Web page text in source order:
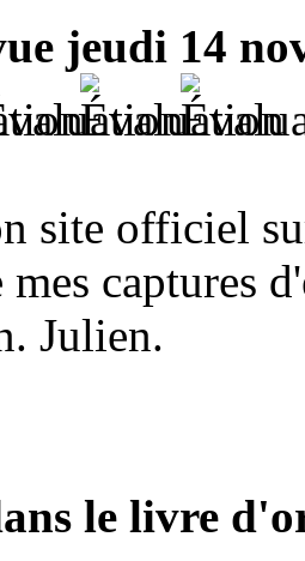
jeudi 14
site officiel
captures
Julien.
le livre